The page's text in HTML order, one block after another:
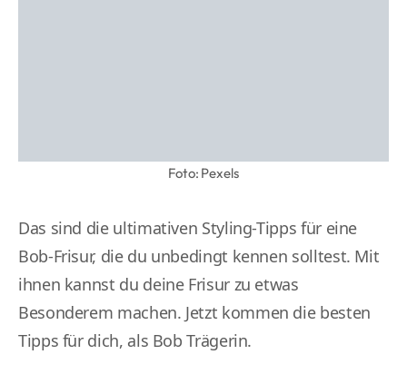
Foto: Pexels
Das sind die ultimativen Styling-Tipps für eine
Bob-Frisur, die du unbedingt kennen solltest. Mit
ihnen kannst du deine Frisur zu etwas
Besonderem machen. Jetzt kommen die besten
Tipps für dich, als Bob Trägerin.